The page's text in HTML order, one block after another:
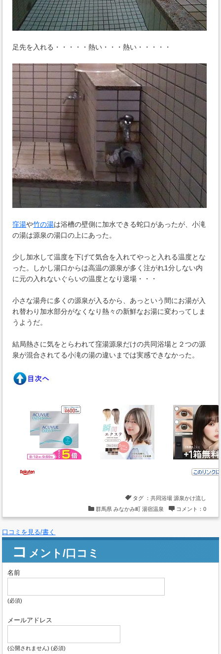
足先を入れる・・・・・熱い・・・熱い・・・・・
窪湯や竹の湯は浴槽の壁側に加水できる蛇口があったが、小滝
の湯は源泉の湯口の上にあった。
少し加水して温度を下げて気合を入れてやっと入れる温度とな
った。しかし湯口からは高温の源泉が多く注がれ1分しない内
に元の入れないぐらいの温度となり退場・・・
小さな湯舟に多くの源泉が入るから、あっという間にお湯が入
れ替わり加水部分がなくなり熱々の新鮮なお湯に変わってしま
うようだ。
結局熱さに気をとらわれて窪湯源泉だけの共同浴場と２つの源
泉が混合されてる小滝の湯の違いまでは実感できなかった。
タグ ： 共同浴場 源泉かけ流し
群馬県 みなかみ町 湯宿温泉 コメント：0
口コミを見る/書く
コメント/口コミ
名前
(必須)
メールアドレス
(公開されません) (必須)